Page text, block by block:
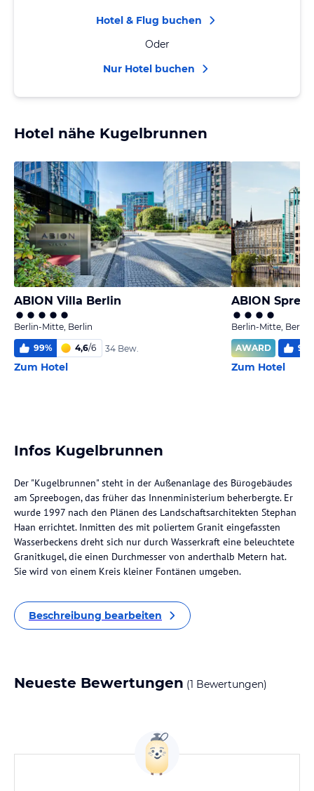
Hotel & Flug buchen
Oder
Nur Hotel buchen
Hotel nähe Kugelbrunnen
ABION Villa Berlin
Berlin-Mitte, Berlin
99% 4,6/6 34 Bew.
Zum Hotel
Berlin-Mitte, Berlin
AWARD
94
Zum Hotel
Infos Kugelbrunnen
Der "Kugelbrunnen" steht in der Außenanlage des Bürogebäudes
am Spreebogen, das früher das Innenministerium beherbergte. Er
wurde 1997 nach den Plänen des Landschaftsarchitekten Stephan
Haan errichtet. Inmitten des mit poliertem Granit eingefassten
Wasserbeckens dreht sich nur durch Wasserkraft eine beleuchtete
Granitkugel, die einen Durchmesser von anderthalb Metern hat.
Sie wird von einem Kreis kleiner Fontänen umgeben.
Beschreibung bearbeiten
Neueste Bewertungen (1 Bewertungen)